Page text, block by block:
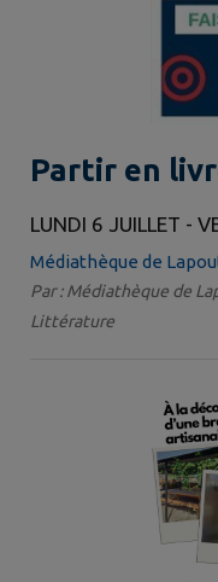
Partir en
LUNDI 6 JUILLET -
Médiathèque de
Par : Médiathèque de
Littérature